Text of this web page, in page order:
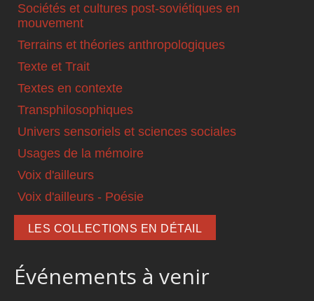
Sociétés et cultures post-soviétiques en
mouvement
Terrains et théories anthropologiques
Texte et Trait
Textes en contexte
Transphilosophiques
Univers sensoriels et sciences sociales
Usages de la mémoire
Voix d'ailleurs
Voix d'ailleurs - Poésie
LES COLLECTIONS EN DÉTAIL
Événements à venir